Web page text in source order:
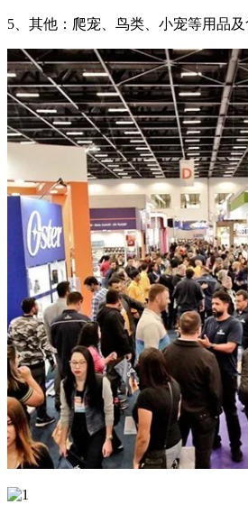
5、其他：爬宠、鸟类、小宠等用品及